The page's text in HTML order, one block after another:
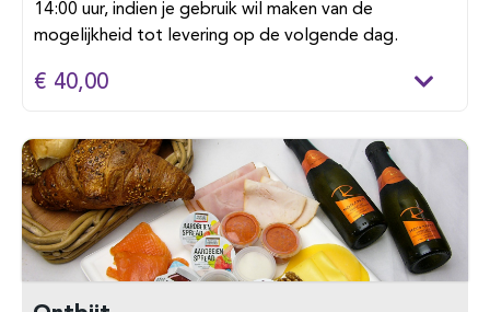
14:00 uur, indien je gebruik wil maken van de
mogelijkheid tot levering op de volgende dag.
€ 40,00